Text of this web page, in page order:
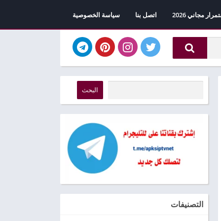
اتصل بنا سياسة الخصوصية
البحث
التصنيفات